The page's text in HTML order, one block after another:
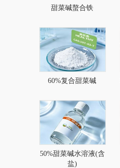
甜菜碱螯合铁
60%复合甜菜碱
50%甜菜碱水溶液(含
盐)